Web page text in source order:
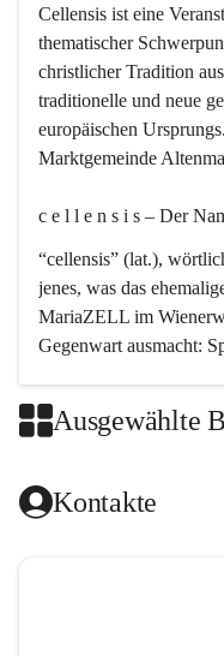
Cellensis ist eine
thematischer
christlicher Tradition
traditionelle und neue
europäischen
Marktgemeinde
c e l l e n s i s – Der
“cellensis” (lat.),
jenes, was das
MariaZELL im
Gegenwart ausmacht:
Kirchenmusik, dem
Das
Ausgewählte
Kontakte